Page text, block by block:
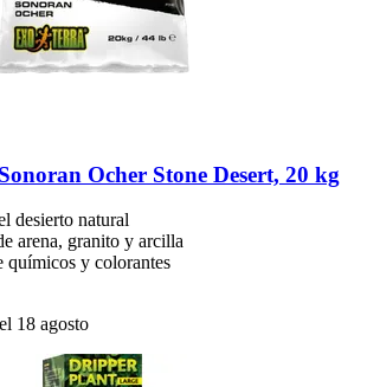
Sonoran Ocher Stone Desert, 20 kg
desierto natural
arena, granito y arcilla
químicos y colorantes
18 agosto